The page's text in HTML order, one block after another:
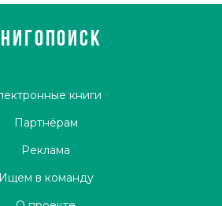
книги
Партнёрам
Реклама
Ищем в команду